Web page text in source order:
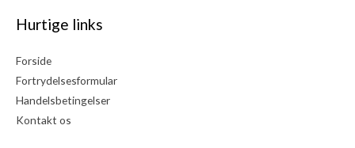
Hurtige links
Forside
Fortrydelsesformular
Handelsbetingelser
Kontakt os